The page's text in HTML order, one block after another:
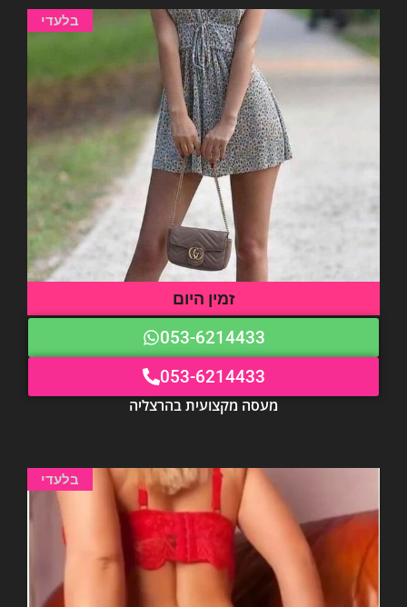
בלעדי
זמין היום
053-6214433
053-6214433
מעסה מקצועית בהרצליה
בלעדי